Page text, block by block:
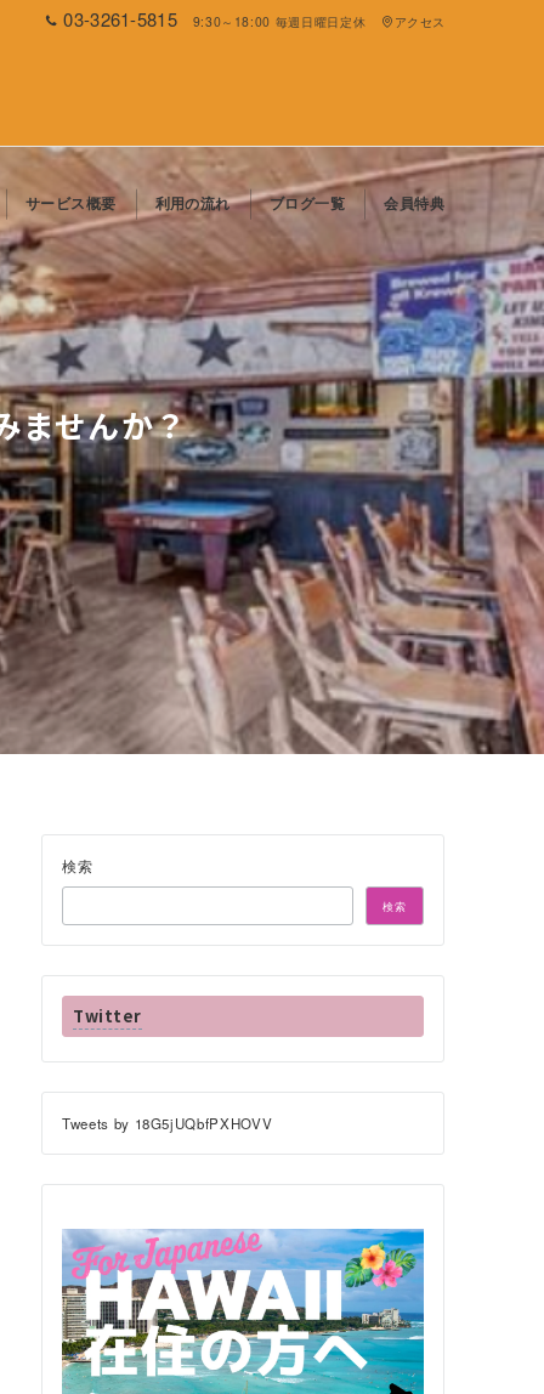
03-3261-5815 9:30～18:00 毎週日曜日定休 アクセス
サービス概要 利用の流れ ブログ一覧 会員特典
ませんか？
検索
検索
Twitter
Tweets by 18G5jUQbfPXHOVV